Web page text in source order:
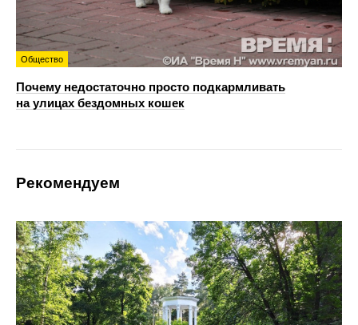
Общество
Почему недостаточно просто подкармливать
на улицах бездомных кошек
Рекомендуем